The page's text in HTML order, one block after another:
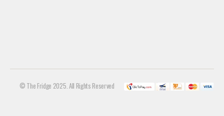
© The Fridge 2025. All Rights Reserved